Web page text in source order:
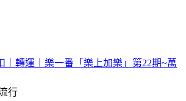
｜轉運｜樂一番「樂上加樂」第22期~萬
行